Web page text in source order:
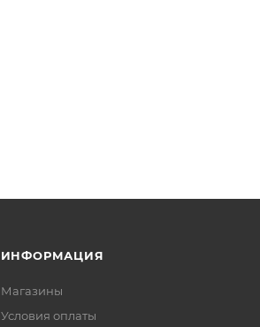
ИНФОРМАЦИЯ
Магазины
Условия оплаты